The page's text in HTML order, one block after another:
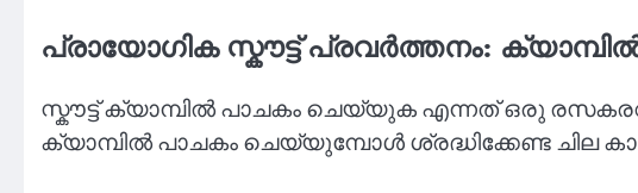
പ്രായോഗിക സ്കൗട്ട് പ്രവർത്തനം:
സ്കൗട്ട് ക്യാമ്പിൽ പാചകം ചെയ്യുക എന്നത് ഒരു
ക്യാമ്പിൽ പാചകം ചെയ്യുമ്പോൾ ശ്രദ്ധിക്കേണ്ട ചില